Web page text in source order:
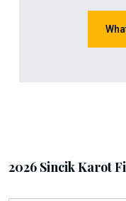
2026 Sincik Karot